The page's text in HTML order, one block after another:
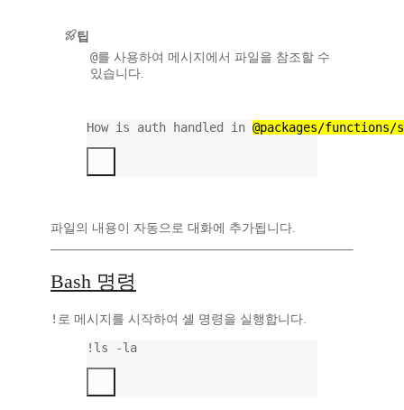
팁
@를 사용하여 메시지에서 파일을 참조할 수
있습니다.
How is auth handled in @packages/
파일의 내용이 자동으로 대화에 추가됩니다.
Bash 명령
! 로 메시지를 시작하여 셸 명령을 실행합니다.
! ls -la